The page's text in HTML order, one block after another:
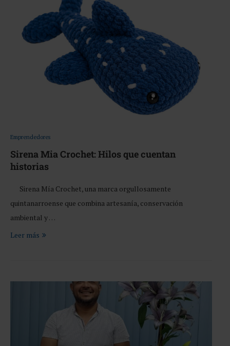
Emprendedores
Sirena Mia Crochet: Hilos que cuentan
historias
Sirena Mía Crochet, una marca orgullosamente
quintanarroense que combina artesanía, conservación
ambiental y …
Leer más